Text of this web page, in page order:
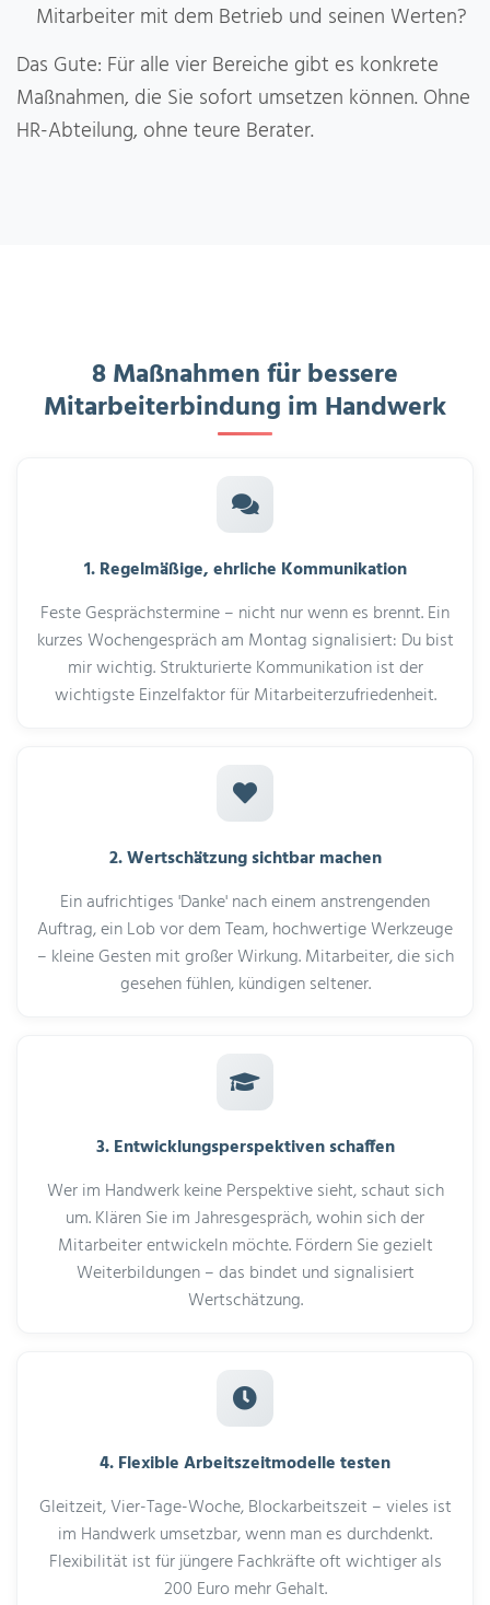
Mitarbeiter mit dem Betrieb und seinen Werten?
Das Gute: Für alle vier Bereiche gibt es konkrete
Maßnahmen, die Sie sofort umsetzen können. Ohne
HR-Abteilung, ohne teure Berater.
8 Maßnahmen für bessere
Mitarbeiterbindung im Handwerk
1. Regelmäßige, ehrliche Kommunikation
Feste Gesprächstermine – nicht nur wenn es brennt. Ein
kurzes Wochengespräch am Montag signalisiert: Du bist
mir wichtig. Strukturierte Kommunikation ist der
wichtigste Einzelfaktor für Mitarbeiterzufriedenheit.
2. Wertschätzung sichtbar machen
Ein aufrichtiges 'Danke' nach einem anstrengenden
Auftrag, ein Lob vor dem Team, hochwertige Werkzeuge
– kleine Gesten mit großer Wirkung. Mitarbeiter, die sich
gesehen fühlen, kündigen seltener.
3. Entwicklungsperspektiven schaffen
Wer im Handwerk keine Perspektive sieht, schaut sich
um. Klären Sie im Jahresgespräch, wohin sich der
Mitarbeiter entwickeln möchte. Fördern Sie gezielt
Weiterbildungen – das bindet und signalisiert
Wertschätzung.
4. Flexible Arbeitszeitmodelle testen
Gleitzeit, Vier-Tage-Woche, Blockarbeitszeit – vieles ist
im Handwerk umsetzbar, wenn man es durchdenkt.
Flexibilität ist für jüngere Fachkräfte oft wichtiger als
200 Euro mehr Gehalt.